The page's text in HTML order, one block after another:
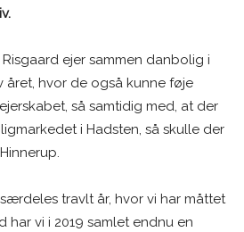
ejer sammen danbolig i
året, hvor de også kunne føje
så samtidig med, at der
i Hadsten, så skulle der
travlt år, hvor vi har måttet
har vi i 2019 samlet endnu en